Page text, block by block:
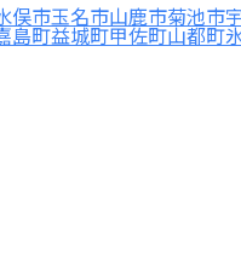
俣市玉名市山鹿市菊池市
島町益城町甲佐町山都町